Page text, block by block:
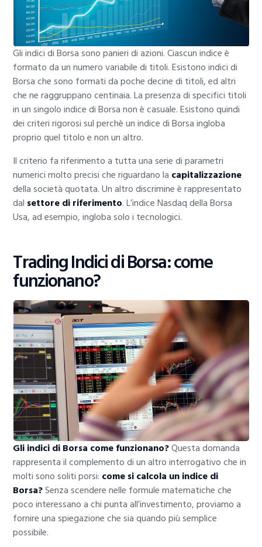
Gli indici di Borsa sono panieri di azioni. Ciascun indice è
formato da un numero variabile di titoli. Esistono indici di
Borsa che sono formati da poche decine di titoli, ed altri
che ne raggruppano centinaia. La presenza di specifici titoli
in un singolo indice di Borsa non è casuale. Esistono quindi
dei criteri rigorosi sul perchè un indice di Borsa ingloba
proprio quel titolo e non un altro.
Il criterio fa riferimento a tutta una serie di parametri
numerici molto precisi che riguardano la capitalizzazione
della società quotata. Un altro discrimine è rappresentato
dal settore di riferimento. L’indice Nasdaq della Borsa
Usa, ad esempio, ingloba solo i tecnologici.
Trading Indici di Borsa: come
funzionano?
Gli indici di Borsa come funzionano?Questa domanda
rappresenta il complemento di un altro interrogativo che in
molti sono soliti porsi: come si calcola un indice di
Borsa?Senza scendere nelle formule matematiche che
poco interessano a chi punta all’investimento, proviamo a
fornire una spiegazione che sia quando più semplice
possibile.